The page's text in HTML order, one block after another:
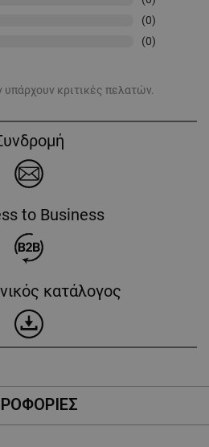
(0)
(0)
κριτικές πελατών.
to Business
κατάλογος